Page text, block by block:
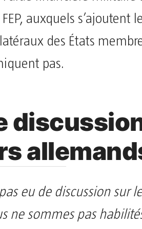
auxquels s’ajoutent
des États
pas.
eu de discussion sur
ne sommes pas